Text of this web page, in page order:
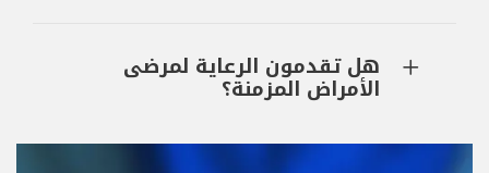
هل تقدمون الرعاية لمرضى
الأمراض المزمنة؟